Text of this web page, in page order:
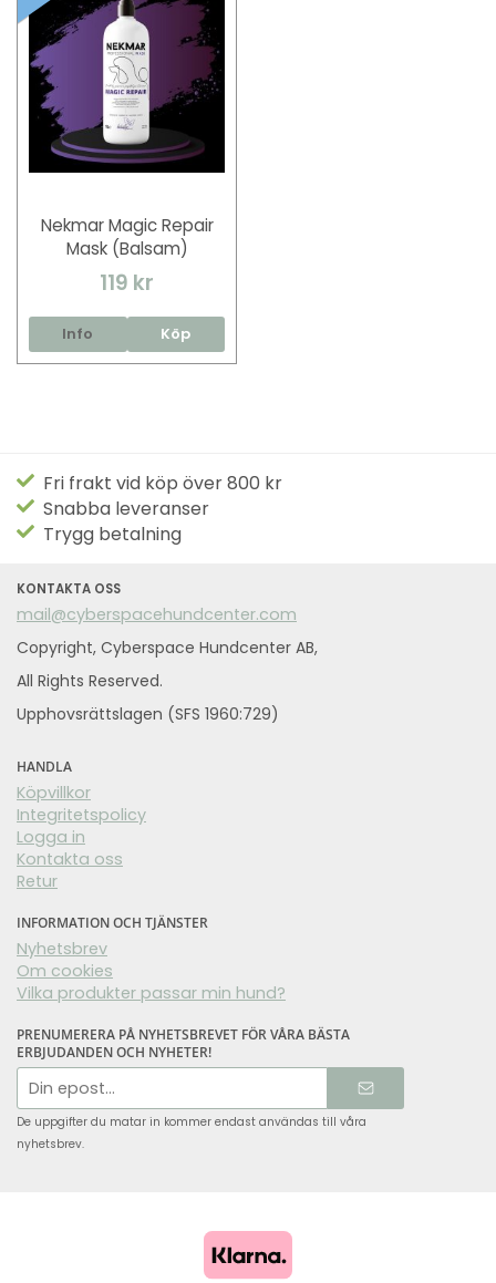
Nekmar Magic Repair
Mask (Balsam)
119 kr
Info Köp
Fri frakt vid köp över 800 kr
Snabba leveranser
Trygg betalning
KONTAKTA OSS
mail@cyberspacehundcenter.com
Copyright, Cyberspace Hundcenter AB,
All Rights Reserved.
Upphovsrättslagen (SFS 1960:729)
HANDLA
Köpvillkor
Integritetspolicy
Logga in
Kontakta oss
Retur
INFORMATION OCH TJÄNSTER
Nyhetsbrev
Om cookies
Vilka produkter passar min hund?
PRENUMERERA PÅ NYHETSBREVET FÖR VÅRA BÄSTA
ERBJUDANDEN OCH NYHETER!
E-
postadress
De uppgifter du matar in kommer endast användas till våra
nyhetsbrev.